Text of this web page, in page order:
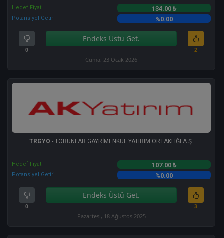
Hedef Fiyat 134.00 ₺
Potansiyel Getiri %0.00
0
Endeks Üstü Get.
2
Cuma, 23 Ocak 2026
TRGYO - TORUNLAR GAYRİMENKUL YATIRIM ORTAKLIĞI A.Ş.
Hedef Fiyat 107.00 ₺
Potansiyel Getiri %0.00
0
Endeks Üstü Get.
3
Pazartesi, 18 Ağustos 2025